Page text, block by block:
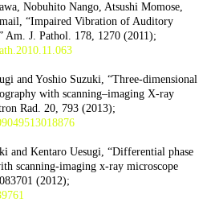
Nobuhito Nango, Atsushi Momose,
“Impaired Vibration of Auditory
Am. J. Pathol. 178, 1270 (2011);
and Yoshio Suzuki, “Three-dimensional
with scanning–imaging X-ray
Rad. 20, 793 (2013);
and Kentaro Uesugi, “Differential phase
scanning-imaging x-ray microscope
(2012);